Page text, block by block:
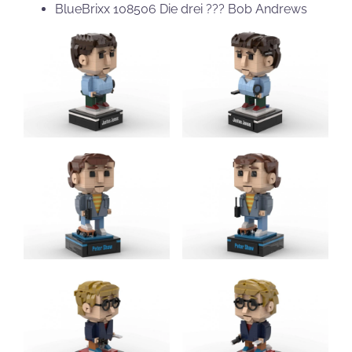
BlueBrixx 108506 Die drei ??? Bob Andrews